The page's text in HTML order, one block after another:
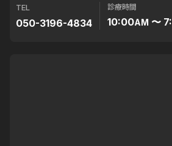
TEL
050-3196-4834
診療時間
10:00AM 〜